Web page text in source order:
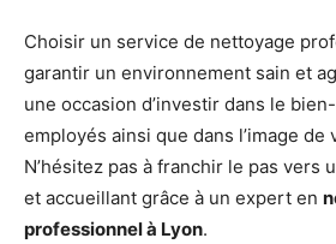
Choisir un service de nettoyage
garantir un environnement sain et
une occasion d’investir dans le
employés ainsi que dans l’image
N’hésitez pas à franchir le pas vers
et accueillant grâce à un expert en
professionnel à Lyon.